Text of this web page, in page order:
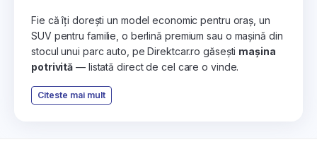
Fie că îți dorești un model economic pentru oraș, un
SUV pentru familie, o berlină premium sau o mașină din
stocul unui parc auto, pe Direktcar.ro găsești mașina
potrivită — listată direct de cel care o vinde.
Citeste mai mult